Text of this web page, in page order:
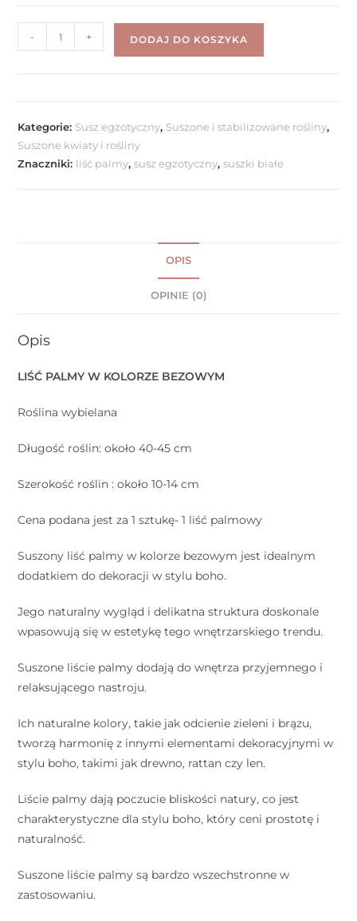
- + DODAJ DO KOSZYKA
Kategorie: Susz egzotyczny, Suszone i stabilizowane rośliny,
Suszone kwiaty i rośliny
Znaczniki: liść palmy,susz egzotyczny,suszki białe
OPIS
OPINIE (0)
Opis
LIŚĆ PALMY W KOLORZE BEZOWYM
Roślina wybielana
Długość roślin: około 40-45 cm
Szerokość roślin : około 10-14 cm
Cena podana jest za 1 sztukę- 1 liść palmowy
Suszony liść palmy w kolorze bezowym jest idealnym
dodatkiem do dekoracji w stylu boho.
Jego naturalny wygląd i delikatna struktura doskonale
wpasowują się w estetykę tego wnętrzarskiego trendu.
Suszone liście palmy dodają do wnętrza przyjemnego i
relaksującego nastroju.
Ich naturalne kolory, takie jak odcienie zieleni i brązu,
tworzą harmonię z innymi elementami dekoracyjnymi w
stylu boho, takimi jak drewno, rattan czy len.
Liście palmy dają poczucie bliskości natury, co jest
charakterystyczne dla stylu boho, który ceni prostotę i
naturalność.
Suszone liście palmy są bardzo wszechstronne w
zastosowaniu.